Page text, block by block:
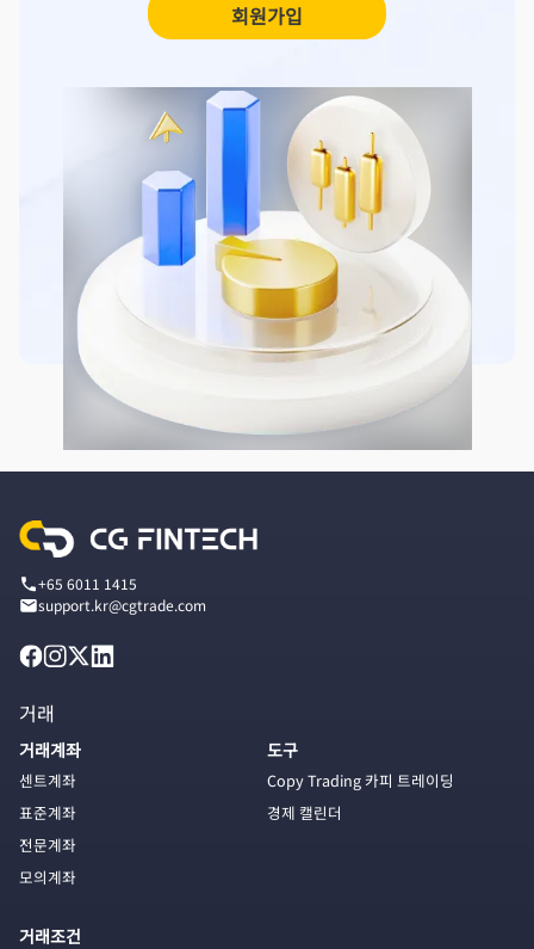
회원가입
+65 6011 1415
support.kr@cgtrade.com
거래
거래계좌
센트계좌
표준계좌
전문계좌
모의계좌
거래조건
도구
Copy Trading 카피 트레이딩
경제 캘린더